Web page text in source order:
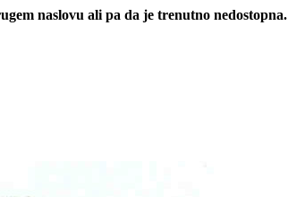
naslovu ali pa da je trenutno nedostopna.